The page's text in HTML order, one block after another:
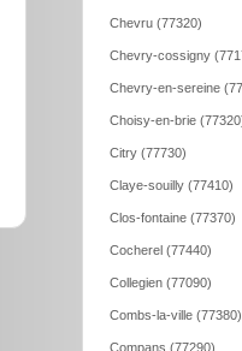
Chevru (77320)
Chevry-cossigny
Chevry-en-sereine
Choisy-en-brie
Citry (77730)
Claye-souilly (77410)
Clos-fontaine (77370)
Cocherel (77440)
Collegien (77090)
Combs-la-ville (77380)
Compans (77290)